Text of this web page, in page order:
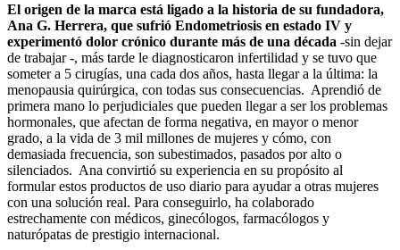
El origen de la marca está ligado a la historia de su fundadora,
Ana G. Herrera, que sufrió Endometriosis en estado IV y
experimentó dolor crónico durante más de una década -sin dejar
de trabajar -, más tarde le diagnosticaron infertilidad y se tuvo que
someter a 5 cirugías, una cada dos años, hasta llegar a la última: la
menopausia quirúrgica, con todas sus consecuencias. Aprendió de
primera mano lo perjudiciales que pueden llegar a ser los problemas
hormonales, que afectan de forma negativa, en mayor o menor
grado, a la vida de 3 mil millones de mujeres y cómo, con
demasiada frecuencia, son subestimados, pasados por alto o
silenciados. Ana convirtió su experiencia en su propósito al
formular estos productos de uso diario para ayudar a otras mujeres
con una solución real. Para conseguirlo, ha colaborado
estrechamente con médicos, ginecólogos, farmacólogos y
naturópatas de prestigio internacional.